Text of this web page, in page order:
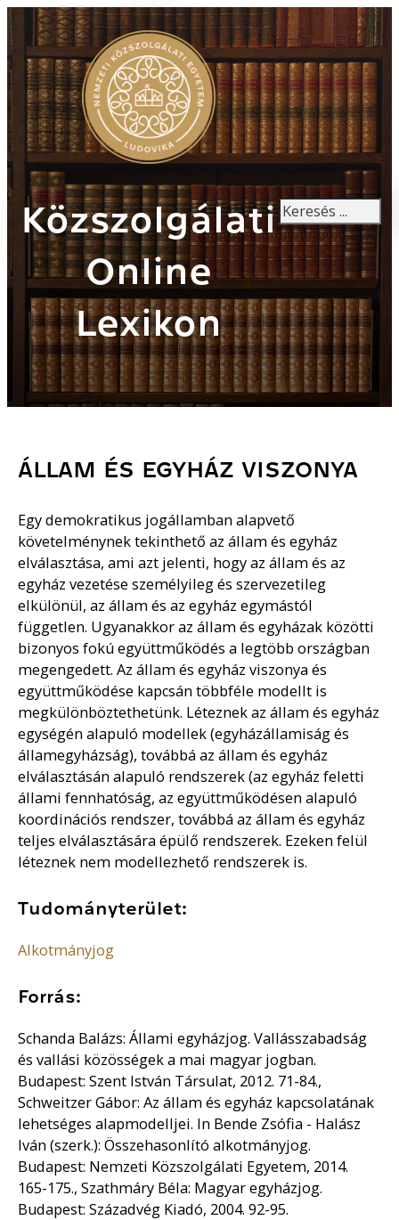
Közszolgálati
Online
Lexikon
Keresés
ÁLLAM ÉS EGYHÁZ VISZONYA
Egy demokratikus jogállamban alapvető
követelménynek tekinthető az állam és egyház
elválasztása, ami azt jelenti, hogy az állam és az
egyház vezetése személyileg és szervezetileg
elkülönül, az állam és az egyház egymástól
független. Ugyanakkor az állam és egyházak közötti
bizonyos fokú együttműködés a legtöbb országban
megengedett. Az állam és egyház viszonya és
együttműködése kapcsán többféle modellt is
megkülönböztethetünk. Léteznek az állam és egyház
egységén alapuló modellek (egyházállamiság és
államegyházság), továbbá az állam és egyház
elválasztásán alapuló rendszerek (az egyház feletti
állami fennhatóság, az együttműködésen alapuló
koordinációs rendszer, továbbá az állam és egyház
teljes elválasztására épülő rendszerek. Ezeken felül
léteznek nem modellezhető rendszerek is.
Tudományterület:
Alkotmányjog
Forrás:
Schanda Balázs: Állami egyházjog. Vallásszabadság
és vallási közösségek a mai magyar jogban.
Budapest: Szent István Társulat, 2012. 71-84.,
Schweitzer Gábor: Az állam és egyház kapcsolatának
lehetséges alapmodelljei. In Bende Zsófia - Halász
Iván (szerk.): Összehasonlító alkotmányjog.
Budapest: Nemzeti Közszolgálati Egyetem, 2014.
165-175., Szathmáry Béla: Magyar egyházjog.
Budapest: Századvég Kiadó, 2004. 92-95.